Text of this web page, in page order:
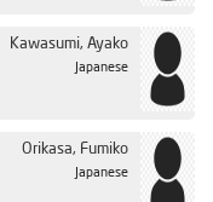
الحلقة 37
الحلقة 38
الحلقة 39
الحلقة 40
الحلقة 41
Kawasumi, Ayako
Japanese
Orikasa, Fumiko
Japanese